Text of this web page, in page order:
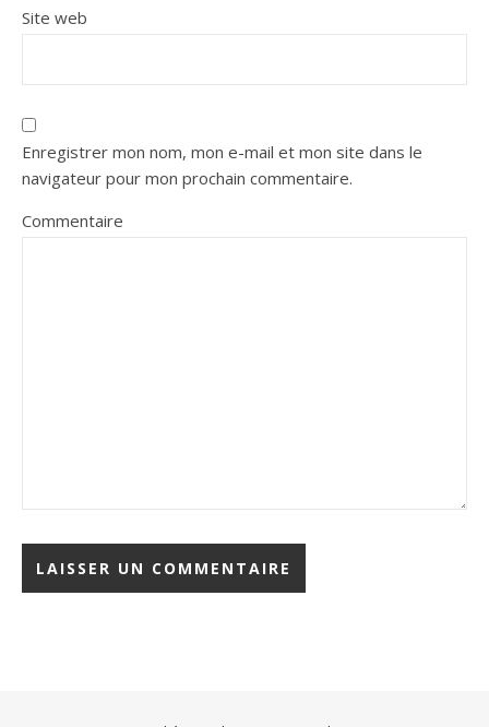
Site web
Enregistrer mon nom, mon e-mail et mon site dans le
navigateur pour mon prochain commentaire.
Commentaire